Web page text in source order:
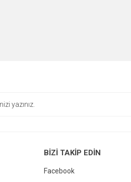
BİZİ TAKİP EDİN
Facebook